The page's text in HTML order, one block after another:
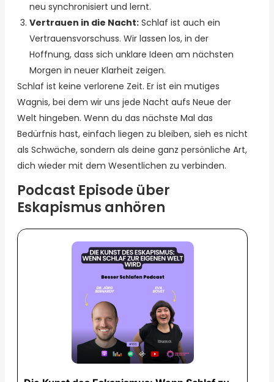
neu synchronisiert und lernt.
Vertrauen in die Nacht:Schlaf ist auch ein
Vertrauensvorschuss. Wir lassen los, in der
Hoffnung, dass sich unklare Ideen am nächsten
Morgen in neuer Klarheit zeigen.
Schlaf ist keine verlorene Zeit. Er ist ein mutiges
Wagnis, bei dem wir uns jede Nacht aufs Neue der
Welt hingeben. Wenn du das nächste Mal das
Bedürfnis hast, einfach liegen zu bleiben, sieh es nicht
als Schwäche, sondern als deine ganz persönliche Art,
dich wieder mit dem Wesentlichen zu verbinden.
Podcast Episode über
Eskapismus anhören